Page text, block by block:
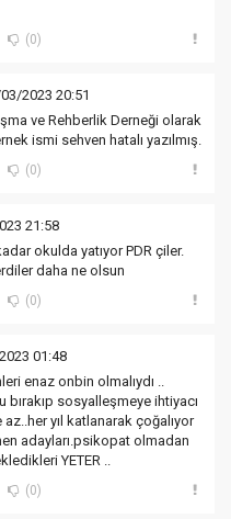
(0)
2023 20:51
ve Rehberlik Derneği olarak
ismi sehven hatalı yazılmış.
(0)
21:58
okulda yatıyor PDR çiler.
daha ne olsun
(0)
01:48
enaz onbin olmalıydı ..
sosyalleşmeye ihtiyacı
az..her yıl katlanarak çoğalıyor
adayları.psikopat olmadan
YETER ..
(0)